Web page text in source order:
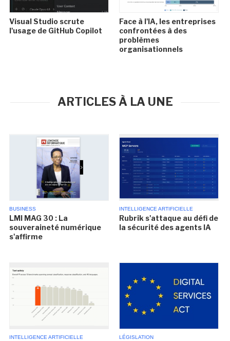
Visual Studio scrute
l'usage de GitHub Copilot
Face à l'IA, les entreprises
confrontées à des
problèmes
organisationnels
ARTICLES À LA UNE
BUSINESS
LMI MAG 30 : La
souveraineté numérique
s'affirme
INTELLIGENCE ARTIFICIELLE
Rubrik s'attaque au défi de
la sécurité des agents IA
INTELLIGENCE ARTIFICIELLE LÉGISLATION